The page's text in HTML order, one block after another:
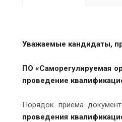
Уважаемые кандидаты,
ПО «Саморегулируемая
проведение
Порядок приема
проведения